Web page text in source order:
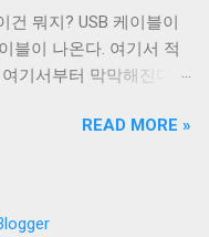
480 Mbps인 케이블을
존재한다. Type A 컨넥터
래는 4개의 핀만을 지
위해 새로운 모양의 컨넥
를 이용한 충전 기능을
해 USB 포트가 필요하
포트를 재사용하는
충전 규격들이 만들어
가지고 왔다. SDP DCP
건 뭐지? USB 케이블이
블이 나온다. 여기서 적
기서부터 막막해진다.
좋은 것일까? 사람들에
3.1보다 발전된 것으로
READ MORE »